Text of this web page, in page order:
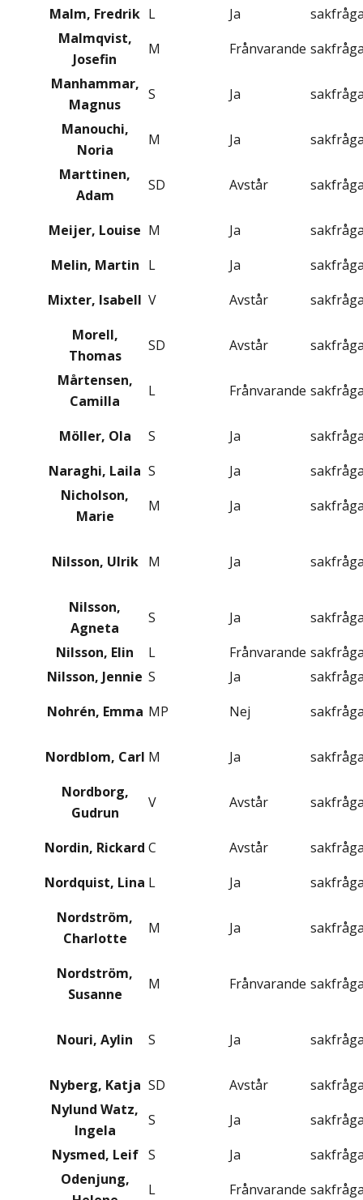
Malm, Fredrik L Ja
Malmqvist,
Josefin
M Frånvarande
Manhammar,
Magnus
S Ja
Manouchi,
Noria
M Ja
Marttinen,
Adam
SD Avstår
Meijer, Louise M Ja
Melin, Martin L Ja
Mixter, Isabell V Avstår
Morell,
Thomas
SD Avstår
Mårtensen,
Camilla
L Frånvarande
Möller, Ola S Ja
Naraghi, Laila S Ja
Nicholson,
Marie
M Ja
Nilsson, Ulrik M Ja
Nilsson,
Agneta
S Ja
Nilsson, Elin
L Frånvarande
Nilsson, Jennie S Ja
Nohrén, Emma MP Nej
Nordblom, Carl M Ja
Nordborg,
Gudrun
V Avstår
Nordin, Rickard C Avstår
Nordquist, Lina L Ja
Nordström,
Charlotte
M Ja
Nordström,
Susanne
M Frånvarande
Nouri, Aylin S Ja
Nyberg, Katja SD Avstår
Nylund Watz,
Ingela
S Ja
Nysmed, Leif S Ja
Odenjung,
L Frånvarande